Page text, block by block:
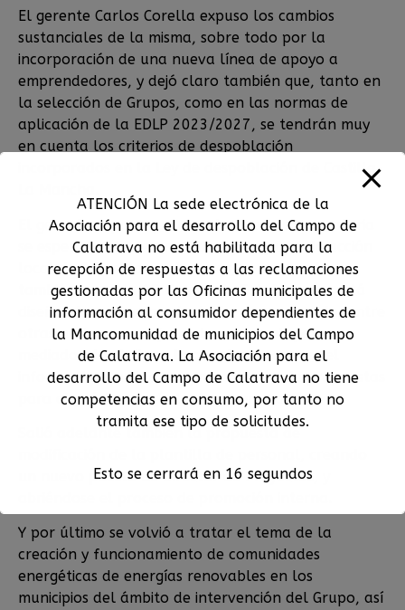
El gerente Carlos Corella expuso los cambios
sustanciales de la misma, sobre todo por la
incorporación de una nueva línea de apoyo a
emprendedores, y dejó claro también que, tanto en
la selección de Grupos, como en las normas de
aplicación de la EDLP 2023/2027, se tendrán muy
en cuenta los criterios de despoblación
incorporados en la Ley de despoblación de Castilla-
El gerente expuso que en esta nueva convocatoria
se espera partir de un mínimo por grupo de acción
local de 1,5 millones de euros, comentando
también como la AD Campo de Calatrava ya está
diseñando su nueva estrategia, programando, entre
otras acciones, una jornada comarcal, para
mediados de abril, en la que dar a conocer el
informe de resultados y presentación de propuestas
para el próximo período de programación.
Salió adelante también la propuesta de
un nuevo puesto de Director de Proyectos, y
Y por último se volvió a tratar el tema de la
creación y funcionamiento de comunidades
energéticas de energías renovables en los
municipios del ámbito de intervención del Grupo, así
ATENCIÓN La sede electrónica de la
Asociación para el desarrollo del Campo de
Calatrava no está habilitada para la
recepción de respuestas a las reclamaciones
gestionadas por las Oficinas municipales de
información al consumidor dependientes de
la Mancomunidad de municipios del Campo
de Calatrava. La Asociación para el
desarrollo del Campo de Calatrava no tiene
competencias en consumo, por tanto no
tramita ese tipo de solicitudes.
Esto se cerrará en 15 segundos